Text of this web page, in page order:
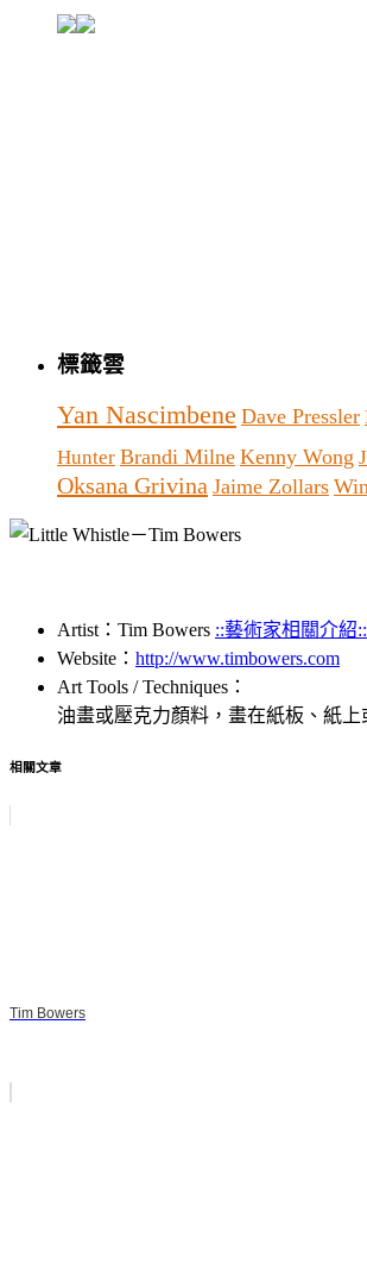
標籤雲
Yan Nascimbene Dave Pressler
Hunter Brandi Milne Kenny Wong
Oksana Grivina Jaime Zollars
Artist：Tim Bowers ::藝術家相關介紹::
Website： http://www.timbowers.com
Art Tools / Techniques：
油畫或壓克力顏料，畫在紙板、紙上
相關文章
Tim Bowers